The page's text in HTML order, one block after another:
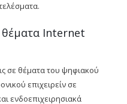
θέματα Internet
σε θέματα του ψηφιακού
επιχειρείν σε
ενδοεπιχειρησιακά